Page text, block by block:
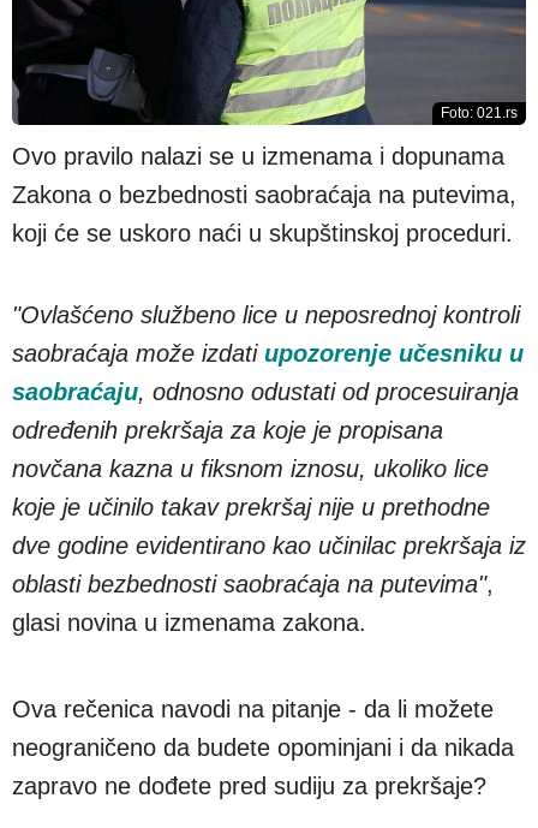
Foto: 021.rs
Ovo pravilo nalazi se u izmenama i dopunama
Zakona o bezbednosti saobraćaja na putevima,
koji će se uskoro naći u skupštinskoj proceduri.
"Ovlašćeno službeno lice u neposrednoj kontroli
saobraćaja može izdati upozorenje učesniku u
saobraćaju, odnosno odustati od procesuiranja
određenih prekršaja za koje je propisana
novčana kazna u fiksnom iznosu, ukoliko lice
koje je učinilo takav prekršaj nije u prethodne
dve godine evidentirano kao učinilac prekršaja iz
oblasti bezbednosti saobraćaja na putevima",
glasi novina u izmenama zakona.
Ova rečenica navodi na pitanje - da li možete
neograničeno da budete opominjani i da nikada
zapravo ne dođete pred sudiju za prekršaje?